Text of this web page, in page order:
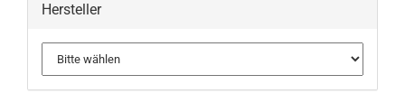
Hersteller